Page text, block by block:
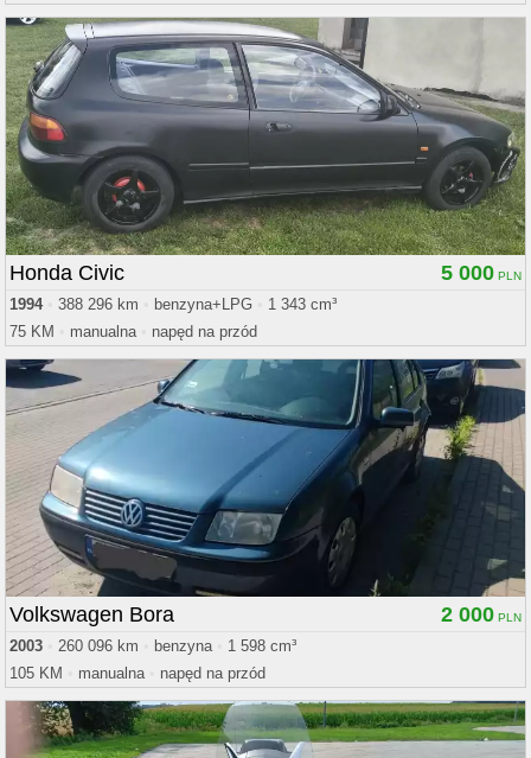
Honda Civic 5 000
1994•388 296 km benzyna+LPG
1 343 cm³
75 KM
manualna napęd na przód
Volkswagen Bora 2 000
2003 260 096 km benzyna
1 598 cm³
105 KM
manualna napęd na przód